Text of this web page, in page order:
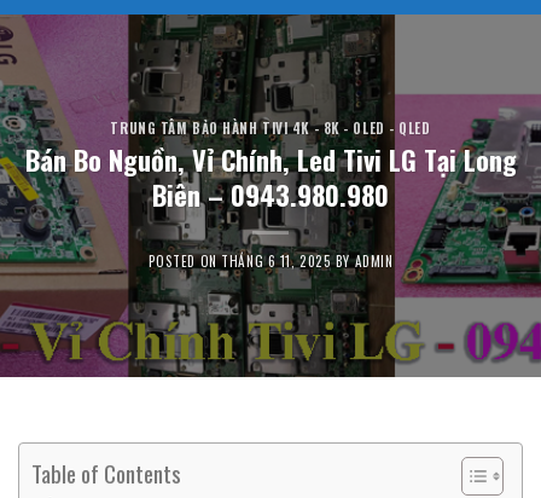
TRUNG TÂM BẢO HÀNH TIVI 4K - 8K - OLED - QLED
Bán Bo Nguồn, Vỉ Chính, Led Tivi LG Tại Long
Biên – 0943.980.980
POSTED ONTHÁNG 6 11, 2025BYADMIN
Table of Contents